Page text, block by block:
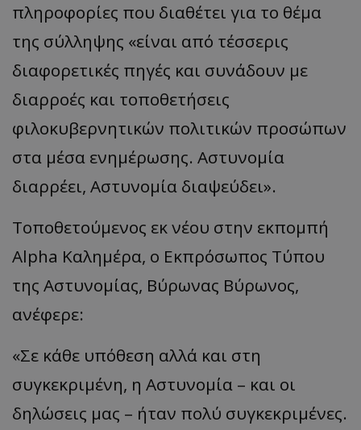
πληροφορίες που διαθέτει για το θέμα
της σύλληψης «είναι από τέσσερις
διαφορετικές πηγές και συνάδουν με
διαρροές και τοποθετήσεις
φιλοκυβερνητικών πολιτικών προσώπων
στα μέσα ενημέρωσης. Αστυνομία
διαρρέει, Αστυνομία διαψεύδει».
Τοποθετούμενος εκ νέου στην εκπομπή
Alpha Καλημέρα, ο Εκπρόσωπος Τύπου
της Αστυνομίας, Βύρωνας Βύρωνος,
ανέφερε:
«Σε κάθε υπόθεση αλλά και στη
συγκεκριμένη, η Αστυνομία – και οι
δηλώσεις μας – ήταν πολύ συγκεκριμένες.